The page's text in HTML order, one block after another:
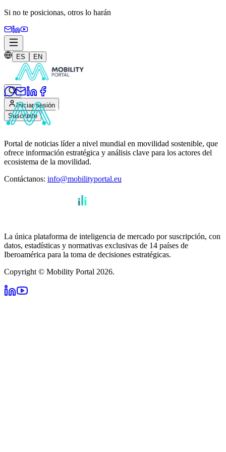
Si no te posicionas, otros lo harán
ES EN
Iniciar sesión
Suscribite
Portal de noticias líder a nivel mundial en movilidad sostenible, que
ofrece información estratégica y análisis clave para los actores del
ecosistema de la movilidad.
Contáctanos: info@mobilityportal.eu
La única plataforma de inteligencia de mercado por suscripción, con
datos, estadísticas y normativas exclusivas de 14 países de
Iberoamérica para la toma de decisiones estratégicas.
Copyright © Mobility Portal 2026.